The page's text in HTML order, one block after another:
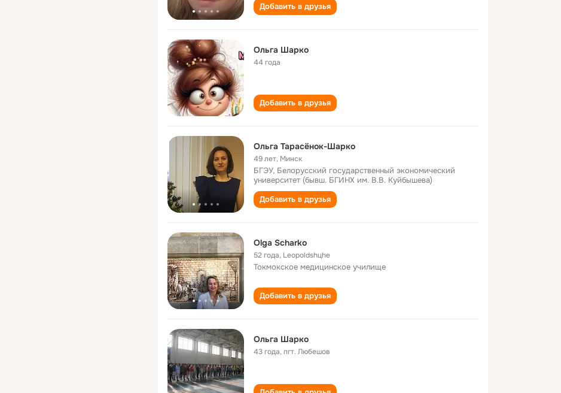
Добавить в друзья
Ольга Шарко
44 года
Добавить в друзья
Ольга Тарасёнок-Шарко
49 лет, Минск
БГЭУ, Белорусский государственный экономический
университет (бывш. БГИНХ им. В.В. Куйбышева)
Добавить в друзья
Olga Scharko
52 года, Leopoldshцhe
Токмокское медицинское училище
Добавить в друзья
Ольга Шарко
43 года,пгт. Любешов